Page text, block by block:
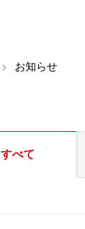
お知らせ
すべて